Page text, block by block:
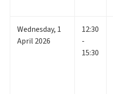
Wednesday, 1
April 2026
12:30
-
15:30